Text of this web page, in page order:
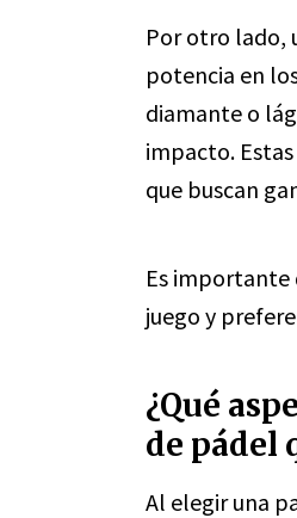
Por otro lado,
potencia en
diamante o
impacto.
que buscan
Es importante
juego y
¿Qué
de pádel
Al elegir una